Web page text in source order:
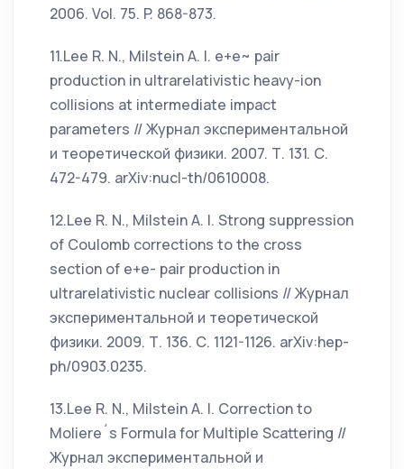
2006. Vol. 75. P. 868-873.
11.Lee R. N., Milstein A. I. e+e~ pair
production in ultrarelativistic heavy-ion
collisions at intermediate impact
parameters // Журнал экспериментальной
и теоретической физики. 2007. Т. 131. С.
472-479. arXiv:nucl-th/0610008.
12.Lee R. N., Milstein A. I. Strong suppression
of Coulomb corrections to the cross
section of e+e- pair production in
ultrarelativistic nuclear collisions // Журнал
экспериментальной и теоретической
физики. 2009. Т. 136. С. 1121-1126. arXiv:hep-
ph/0903.0235.
13.Lee R. N., Milstein A. I. Correction to
Moliere´s Formula for Multiple Scattering //
Журнал экспериментальной и